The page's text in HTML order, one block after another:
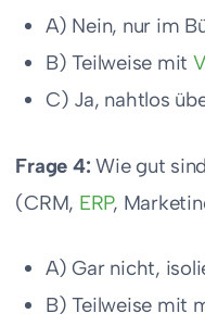
A) Nein, nur im
B) Teilweise mit
C) Ja, nahtlos
Frage 4: Wie gut
(CRM, ERP,
A) Gar nicht,
B) Teilweise mit